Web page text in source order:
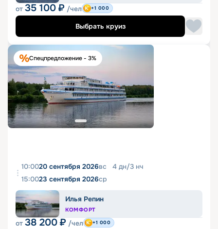
от 35 100 ₽ /чел +1 000
Выбрать круиз
Спецпредложение - 3%
10:0020 сентября 2026вс 4 дн/3 нч
15:0023 сентября 2026ср
Илья Репин
КОМФОРТ
от 38 200 ₽ /чел +1 000